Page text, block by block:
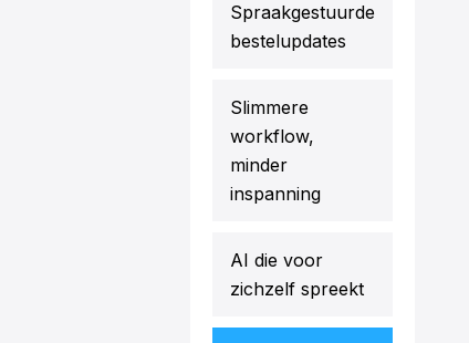
Spraakgestuurde
bestelupdates
Slimmere
workflow,
minder
inspanning
AI die voor
zichzelf spreekt